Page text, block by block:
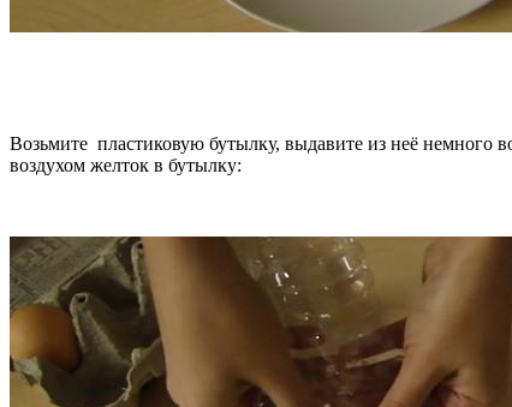
Возьмите пластиковую бутылку, выдавите из неё немного
воздухом желток в бутылку: